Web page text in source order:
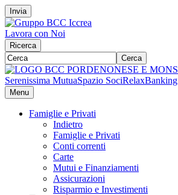
Invia
Lavora con Noi
Ricerca
Cerca
Serenissima MutuaSpazio SociRelaxBanking
Menu
Famiglie e Privati
Indietro
Famiglie e Privati
Conti correnti
Carte
Mutui e Finanziamenti
Assicurazioni
Risparmio e Investimenti